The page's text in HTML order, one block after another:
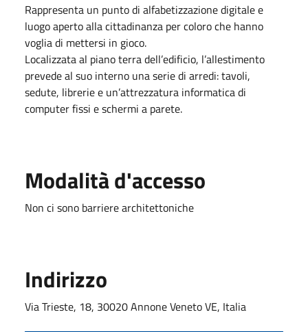
Rappresenta un punto di alfabetizzazione digitale e
luogo aperto alla cittadinanza per coloro che hanno
voglia di mettersi in gioco.
Localizzata al piano terra dell’edificio, l’allestimento
prevede al suo interno una serie di arredi: tavoli,
sedute, librerie e un’attrezzatura informatica di
computer fissi e schermi a parete.
Modalità d'accesso
Non ci sono barriere architettoniche
Indirizzo
Via Trieste, 18, 30020 Annone Veneto VE, Italia